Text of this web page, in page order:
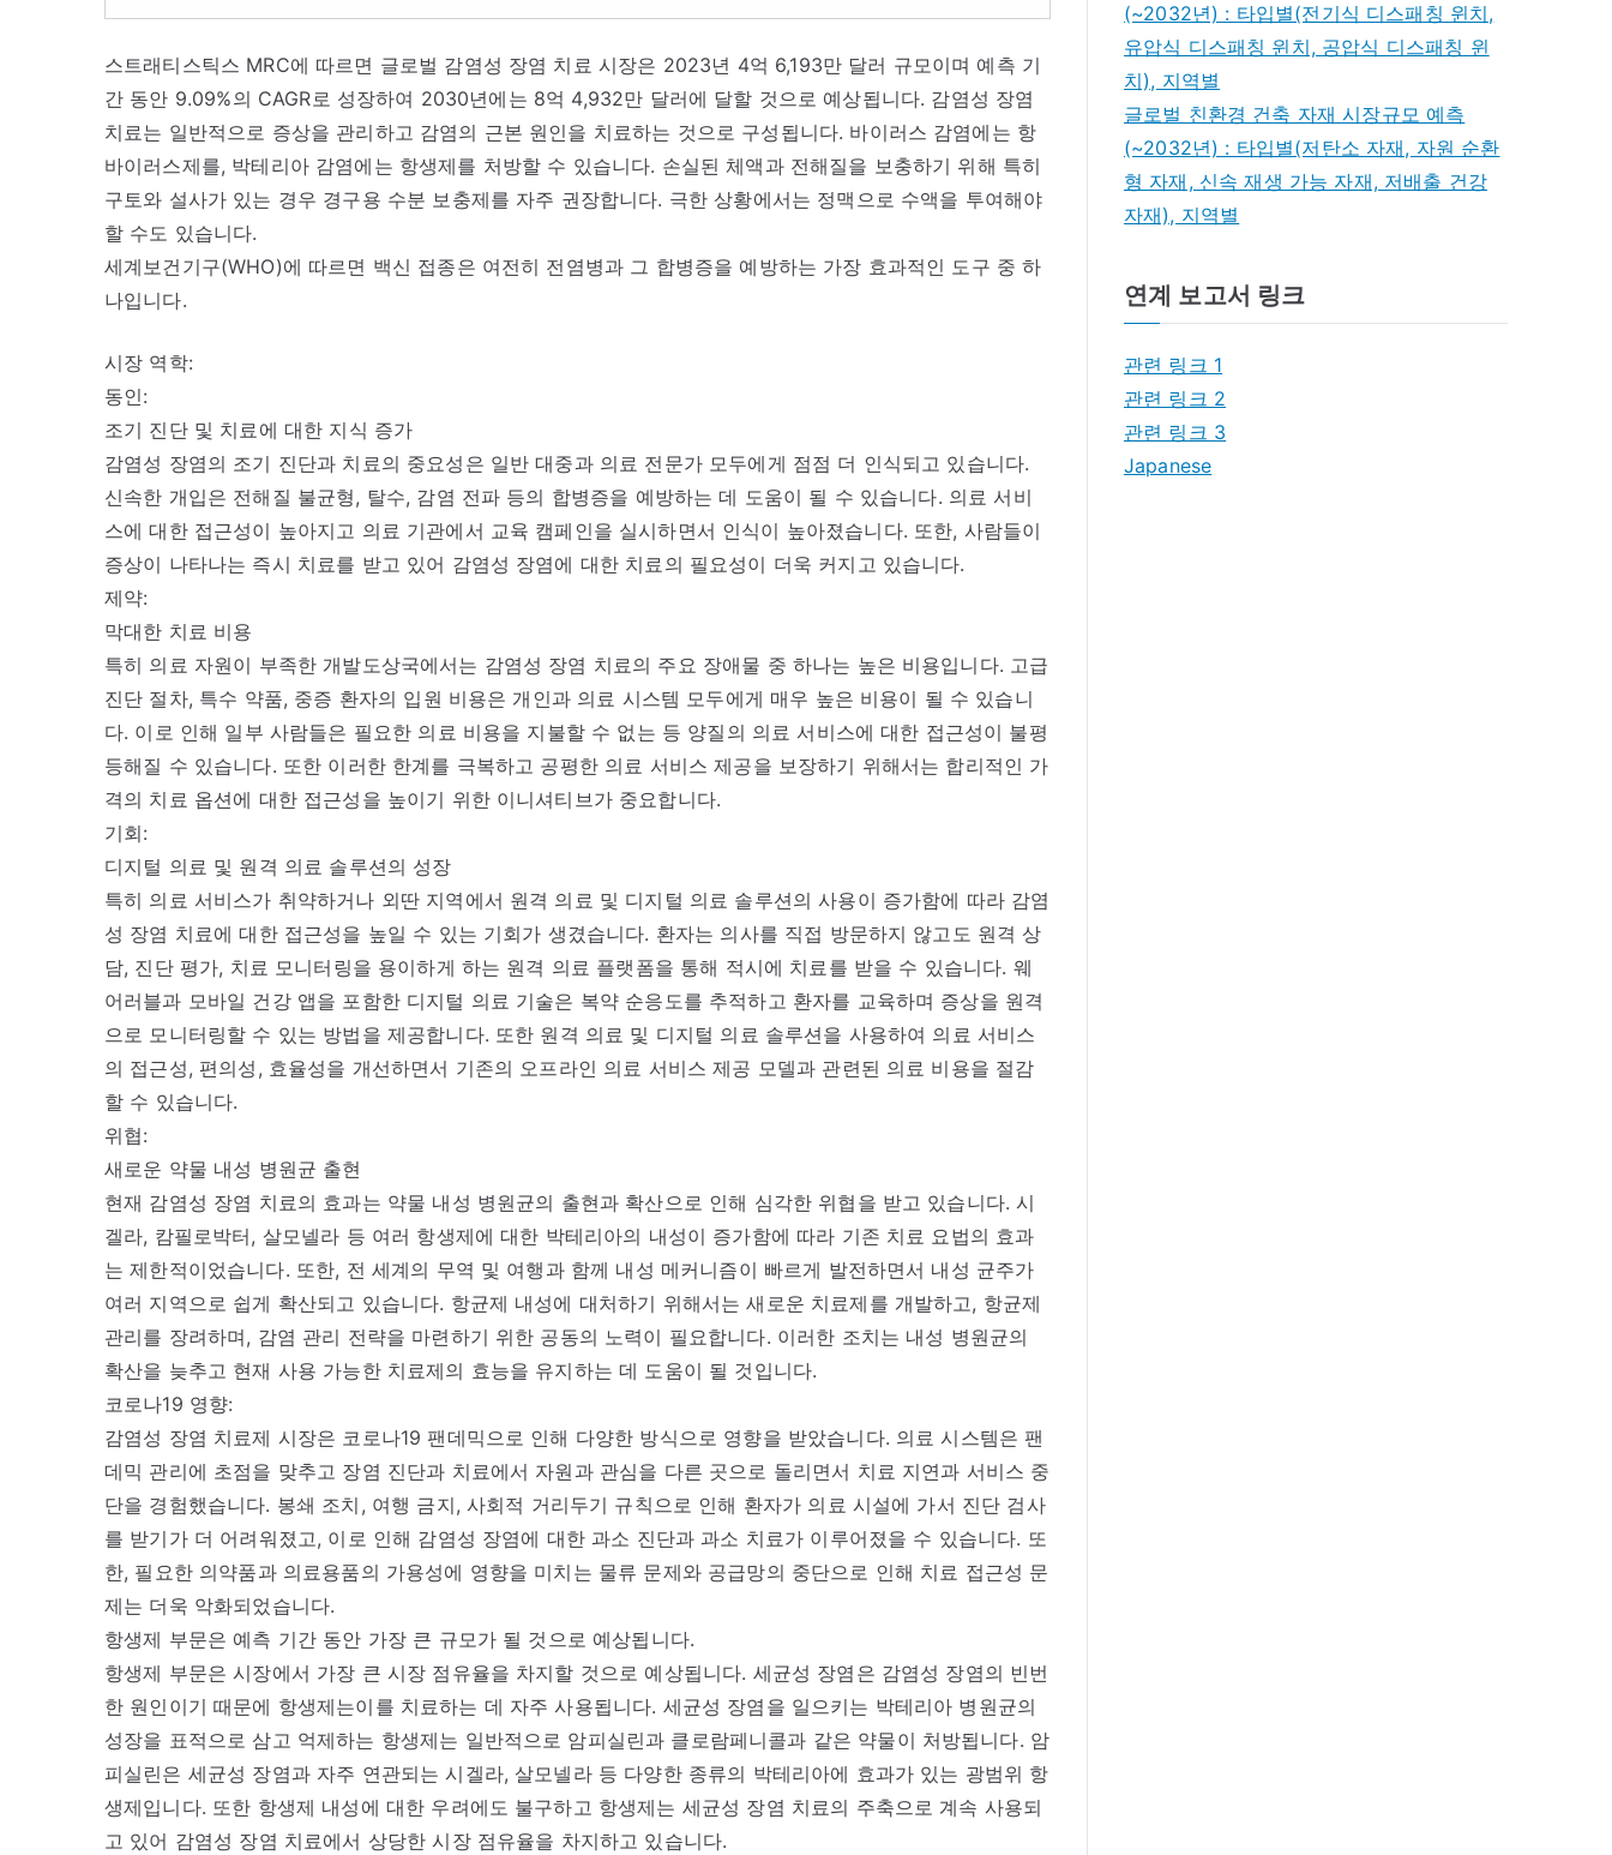
스트래티스틱스 MRC에 따르면 글로벌 감염성 장염 치료 시장은 2023년 4억 6,193만 달러 규모이며 예측 기
간 동안 9.09%의 CAGR로 성장하여 2030년에는 8억 4,932만 달러에 달할 것으로 예상됩니다. 감염성 장염
치료는 일반적으로 증상을 관리하고 감염의 근본 원인을 치료하는 것으로 구성됩니다. 바이러스 감염에는 항
바이러스제를, 박테리아 감염에는 항생제를 처방할 수 있습니다. 손실된 체액과 전해질을 보충하기 위해 특히
구토와 설사가 있는 경우 경구용 수분 보충제를 자주 권장합니다. 극한 상황에서는 정맥으로 수액을 투여해야
할 수도 있습니다.
세계보건기구(WHO)에 따르면 백신 접종은 여전히 전염병과 그 합병증을 예방하는 가장 효과적인 도구 중 하
나입니다.
시장 역학:
동인:
조기 진단 및 치료에 대한 지식 증가
감염성 장염의 조기 진단과 치료의 중요성은 일반 대중과 의료 전문가 모두에게 점점 더 인식되고 있습니다.
신속한 개입은 전해질 불균형, 탈수, 감염 전파 등의 합병증을 예방하는 데 도움이 될 수 있습니다. 의료 서비
스에 대한 접근성이 높아지고 의료 기관에서 교육 캠페인을 실시하면서 인식이 높아졌습니다. 또한, 사람들이
증상이 나타나는 즉시 치료를 받고 있어 감염성 장염에 대한 치료의 필요성이 더욱 커지고 있습니다.
제약:
막대한 치료 비용
특히 의료 자원이 부족한 개발도상국에서는 감염성 장염 치료의 주요 장애물 중 하나는 높은 비용입니다. 고급
진단 절차, 특수 약품, 중증 환자의 입원 비용은 개인과 의료 시스템 모두에게 매우 높은 비용이 될 수 있습니
다. 이로 인해 일부 사람들은 필요한 의료 비용을 지불할 수 없는 등 양질의 의료 서비스에 대한 접근성이 불평
등해질 수 있습니다. 또한 이러한 한계를 극복하고 공평한 의료 서비스 제공을 보장하기 위해서는 합리적인 가
격의 치료 옵션에 대한 접근성을 높이기 위한 이니셔티브가 중요합니다.
기회:
디지털 의료 및 원격 의료 솔루션의 성장
특히 의료 서비스가 취약하거나 외딴 지역에서 원격 의료 및 디지털 의료 솔루션의 사용이 증가함에 따라 감염
성 장염 치료에 대한 접근성을 높일 수 있는 기회가 생겼습니다. 환자는 의사를 직접 방문하지 않고도 원격 상
담, 진단 평가, 치료 모니터링을 용이하게 하는 원격 의료 플랫폼을 통해 적시에 치료를 받을 수 있습니다. 웨
어러블과 모바일 건강 앱을 포함한 디지털 의료 기술은 복약 순응도를 추적하고 환자를 교육하며 증상을 원격
으로 모니터링할 수 있는 방법을 제공합니다. 또한 원격 의료 및 디지털 의료 솔루션을 사용하여 의료 서비스
의 접근성, 편의성, 효율성을 개선하면서 기존의 오프라인 의료 서비스 제공 모델과 관련된 의료 비용을 절감
할 수 있습니다.
위협:
새로운 약물 내성 병원균 출현
현재 감염성 장염 치료의 효과는 약물 내성 병원균의 출현과 확산으로 인해 심각한 위협을 받고 있습니다. 시
겔라, 캄필로박터, 살모넬라 등 여러 항생제에 대한 박테리아의 내성이 증가함에 따라 기존 치료 요법의 효과
는 제한적이었습니다. 또한, 전 세계의 무역 및 여행과 함께 내성 메커니즘이 빠르게 발전하면서 내성 균주가
여러 지역으로 쉽게 확산되고 있습니다. 항균제 내성에 대처하기 위해서는 새로운 치료제를 개발하고, 항균제
관리를 장려하며, 감염 관리 전략을 마련하기 위한 공동의 노력이 필요합니다. 이러한 조치는 내성 병원균의
확산을 늦추고 현재 사용 가능한 치료제의 효능을 유지하는 데 도움이 될 것입니다.
코로나19 영향:
감염성 장염 치료제 시장은 코로나19 팬데믹으로 인해 다양한 방식으로 영향을 받았습니다. 의료 시스템은 팬
데믹 관리에 초점을 맞추고 장염 진단과 치료에서 자원과 관심을 다른 곳으로 돌리면서 치료 지연과 서비스 중
단을 경험했습니다. 봉쇄 조치, 여행 금지, 사회적 거리두기 규칙으로 인해 환자가 의료 시설에 가서 진단 검사
를 받기가 더 어려워졌고, 이로 인해 감염성 장염에 대한 과소 진단과 과소 치료가 이루어졌을 수 있습니다. 또
한, 필요한 의약품과 의료용품의 가용성에 영향을 미치는 물류 문제와 공급망의 중단으로 인해 치료 접근성 문
제는 더욱 악화되었습니다.
항생제 부문은 예측 기간 동안 가장 큰 규모가 될 것으로 예상됩니다.
항생제 부문은 시장에서 가장 큰 시장 점유율을 차지할 것으로 예상됩니다. 세균성 장염은 감염성 장염의 빈번
한 원인이기 때문에 항생제는이를 치료하는 데 자주 사용됩니다. 세균성 장염을 일으키는 박테리아 병원균의
성장을 표적으로 삼고 억제하는 항생제는 일반적으로 암피실린과 클로람페니콜과 같은 약물이 처방됩니다. 암
피실린은 세균성 장염과 자주 연관되는 시겔라, 살모넬라 등 다양한 종류의 박테리아에 효과가 있는 광범위 항
생제입니다. 또한 항생제 내성에 대한 우려에도 불구하고 항생제는 세균성 장염 치료의 주축으로 계속 사용되
고 있어 감염성 장염 치료에서 상당한 시장 점유율을 차지하고 있습니다.
(~2032년) : 타입별(전기식 디스패칭 윈치,
유압식 디스패칭 윈치, 공압식 디스패칭 윈
치), 지역별
글로벌 친환경 건축 자재 시장규모 예측
(~2032년) : 타입별(저탄소 자재, 자원 순환
형 자재, 신속 재생 가능 자재, 저배출 건강
자재), 지역별
연계 보고서 링크
관련 링크 1
관련 링크 2
관련 링크 3
Japanese